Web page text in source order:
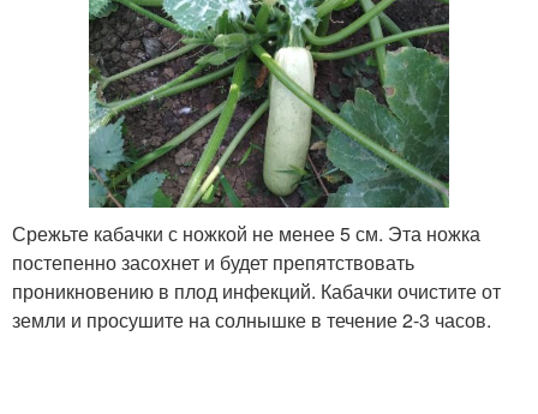
Срежьте кабачки с ножкой не менее 5 см. Эта ножка
постепенно засохнет и будет препятствовать
проникновению в плод инфекций. Кабачки очистите от
земли и просушите на солнышке в течение 2-3 часов.